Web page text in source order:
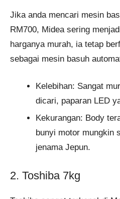
Jika anda mencari mesin
RM700, Midea sering
harganya murah, ia tetap
sebagai mesin basuh
Kelebihan: Sangat
dicari, paparan LED
Kekurangan: Body
bunyi motor mungkin
jenama Jepun.
2. Toshiba 7kg